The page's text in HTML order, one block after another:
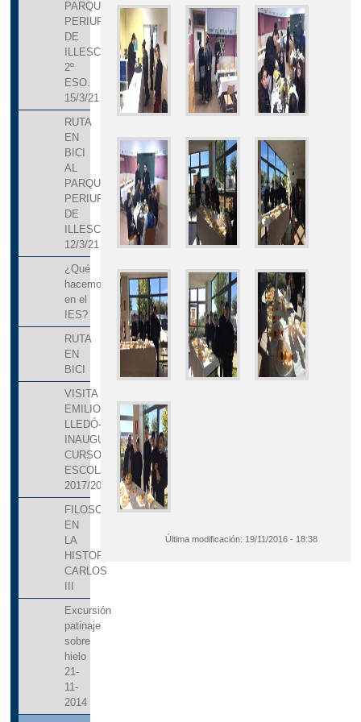
DELPHOS PAPÁS
FELICITACIÓN NAVIDAD
PARQUE
PERIURBANO
DE
ILLESCAS.
2º
ESO.
15/3/21
RUTA
EN
BICI
AL
PARQUE
PERIURBANO
DE
ILLESCAS.
12/3/21
¿Qué
hacemos
en el
IES?
RUTA
EN
BICI
VISITA
EMILIO
LLEDÓ-
INAUGURACIÓN
CURSO
ESCOLAR
2017/2018.
FILOSOFÍA.10_03_2017_MUJERES
EN
LA
HISTORIA_UNIVERSIDAD
CARLOS
Excursión
patinaje
sobre
hielo
21-
11-
2014
Última modificación: 19/11/2016 - 18:38